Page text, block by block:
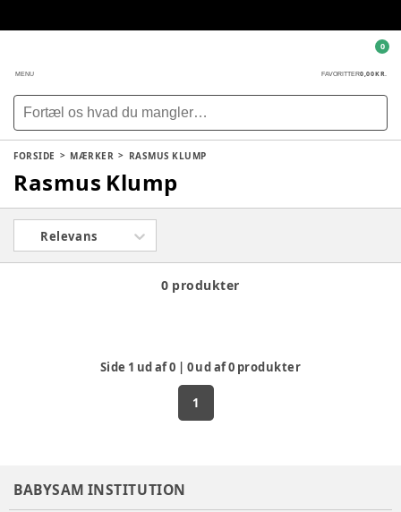
MENU FAVORITTER0,00 KR.
0
FORSIDE MÆRKER RASMUS KLUMP
Rasmus Klump
Relevans
0 produkter
Side 1 ud af0 0ud af0 produkter
1
BABYSAM INSTITUTION